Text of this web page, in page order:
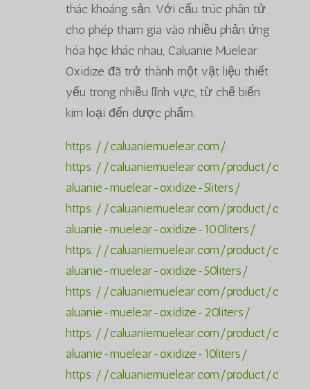
thác khoáng sản. Với cấu trúc phân tử
cho phép tham gia vào nhiều phản ứng
hóa học khác nhau, Caluanie Muelear
Oxidize đã trở thành một vật liệu thiết
yếu trong nhiều lĩnh vực, từ chế biến
kim loại đến dược phẩm.
https://caluaniemuelear.com/
https://caluaniemuelear.com/product/c
aluanie-muelear-oxidize-5liters/
https://caluaniemuelear.com/product/c
aluanie-muelear-oxidize-100liters/
https://caluaniemuelear.com/product/c
aluanie-muelear-oxidize-50liters/
https://caluaniemuelear.com/product/c
aluanie-muelear-oxidize-20liters/
https://caluaniemuelear.com/product/c
aluanie-muelear-oxidize-10liters/
https://caluaniemuelear.com/product/c